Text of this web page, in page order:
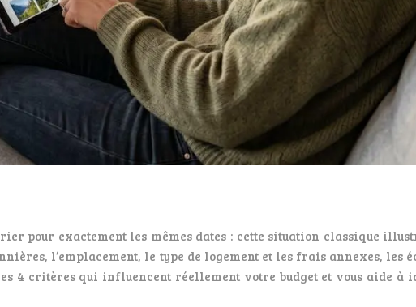
pour exactement les mêmes dates : cette situation classique
l’emplacement, le type de logement et les frais annexes, les
4 critères qui influencent réellement votre budget et vous aide